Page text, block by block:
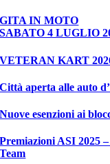
GITA IN MOTO
SABATO 4 LUGLIO
VETERAN KART
Città aperta alle auto
Nuove esenzioni ai
Premiazioni ASI 2025
Team